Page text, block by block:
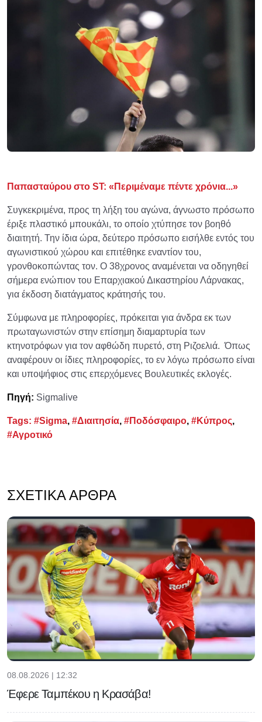
Παπασταύρου στο ST: «Περιμέναμε πέντε χρόνια...»
Συγκεκριμένα, προς τη λήξη του αγώνα, άγνωστο πρόσωπο
έριξε πλαστικό μπουκάλι, το οποίο χτύπησε τον βοηθό
διαιτητή. Την ίδια ώρα, δεύτερο πρόσωπο εισήλθε εντός του
αγωνιστικού χώρου και επιτέθηκε εναντίον του,
γρονθοκοπώντας τον. Ο 38χρονος αναμένεται να οδηγηθεί
σήμερα ενώπιον του Επαρχιακού Δικαστηρίου Λάρνακας,
για έκδοση διατάγματος κράτησής του.
Σύμφωνα με πληροφορίες, πρόκειται για άνδρα εκ των
πρωταγωνιστών στην επίσημη διαμαρτυρία των
κτηνοτρόφων για τον αφθώδη πυρετό, στη Ριζοελιά. Όπως
αναφέρουν οι ίδιες πληροφορίες, το εν λόγω πρόσωπο είναι
και υποψήφιος στις επερχόμενες Βουλευτικές εκλογές.
Πηγή: Sigmalive
Tags: #Sigma, #Διαιτησία, #Ποδόσφαιρο, #Κύπρος,
#Αγροτικό
ΣΧΕΤΙΚΆ ΆΡΘΡΑ
08.08.2026 | 12:32
Έφερε Ταμπέκου η Κρασάβα!